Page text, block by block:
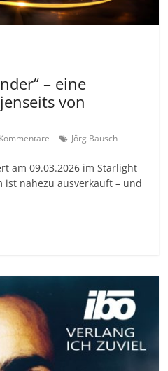
– eine
von
Jörg Bausch
am 09.03.2026 im Starlight
ist nahezu ausverkauft – und